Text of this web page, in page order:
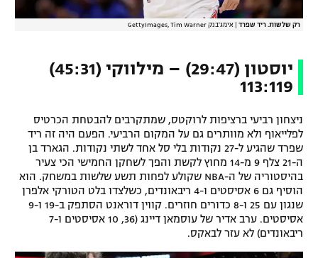
רק שלשות. ריד שפרד אימג'בנק GettyImages, Tim Warner
יוסטון (29:47) – מילווקי (45:31)
113:119
ניצחון רביעי ברציפות לרוקטס, שמתקרבים להבטחת הכרטיס
לפלייאוף ולא מוותרים גם על המקום הרביעי. הפעם היה זה ריד
שפרד שהגיע ל-27 נקודות בלי סל אחד לשתי נקודות. הגארד בן
ה-21 צלף 9 מ-14 מחוץ לקשת והפך לשחקן החמישי הכי צעיר
בהיסטוריה של ה-NBA שקולע לפחות תשע שלשות במשחק. הוא
הוסיף גם 6 אסיסטים ו-4 ריבאונדים, כשלצדו בלט הטורקי אלפרן
שנגון עם 25 ו-8 כדורים חוזרים. קווין דוראנט הסתפק ב-19 ו-9
אסיסטים. ערב אדיר של עוסמאן דיינג (36, 10 אסיסטים ו-7
ריבאונדים) לא עזר לבאקס.